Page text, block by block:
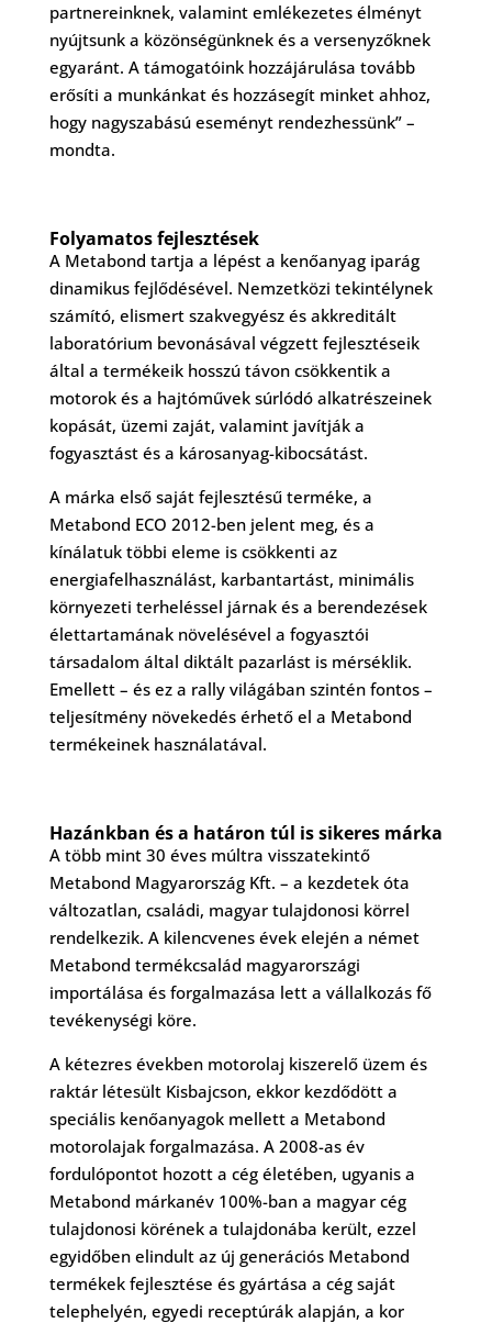
partnereinknek, valamint emlékezetes élményt
nyújtsunk a közönségünknek és a versenyzőknek
egyaránt. A támogatóink hozzájárulása tovább
erősíti a munkánkat és hozzásegít minket ahhoz,
hogy nagyszabású eseményt rendezhessünk” –
mondta.
Folyamatos fejlesztések
A Metabond tartja a lépést a kenőanyag iparág
dinamikus fejlődésével. Nemzetközi tekintélynek
számító, elismert szakvegyész és akkreditált
laboratórium bevonásával végzett fejlesztéseik
által a termékeik hosszú távon csökkentik a
motorok és a hajtóművek súrlódó alkatrészeinek
kopását, üzemi zaját, valamint javítják a
fogyasztást és a károsanyag-kibocsátást.
A márka első saját fejlesztésű terméke, a
Metabond ECO 2012-ben jelent meg, és a
kínálatuk többi eleme is csökkenti az
energiafelhasználást, karbantartást, minimális
környezeti terheléssel járnak és a berendezések
élettartamának növelésével a fogyasztói
társadalom által diktált pazarlást is mérséklik.
Emellett – és ez a rally világában szintén fontos –
teljesítmény növekedés érhető el a Metabond
termékeinek használatával.
Hazánkban és a határon túl is sikeres márka
A több mint 30 éves múltra visszatekintő
Metabond Magyarország Kft. – a kezdetek óta
változatlan, családi, magyar tulajdonosi körrel
rendelkezik. A kilencvenes évek elején a német
Metabond termékcsalád magyarországi
importálása és forgalmazása lett a vállalkozás fő
tevékenységi köre.
A kétezres években motorolaj kiszerelő üzem és
raktár létesült Kisbajcson, ekkor kezdődött a
speciális kenőanyagok mellett a Metabond
motorolajak forgalmazása. A 2008-as év
fordulópontot hozott a cég életében, ugyanis a
Metabond márkanév 100%-ban a magyar cég
tulajdonosi körének a tulajdonába került, ezzel
egyidőben elindult az új generációs Metabond
termékek fejlesztése és gyártása a cég saját
telephelyén, egyedi receptúrák alapján, a kor